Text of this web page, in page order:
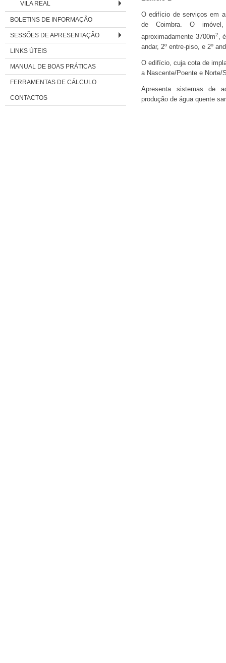
VILA REAL
BOLETINS DE INFORMAÇÃO
SESSÕES DE APRESENTAÇÃO
LINKS ÚTEIS
MANUAL DE BOAS PRÁTICAS
FERRAMENTAS DE CÁLCULO
CONTACTOS
O edifício de serviços em
de Coimbra. O
aproximadamente 3700m2,
andar, 2º entre-piso, e 2º
O edifício, cuja cota de
a Nascente/Poente e Norte/
Apresenta sistemas de
produção de água quente